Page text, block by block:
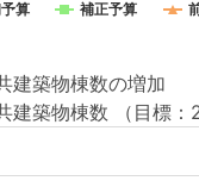
算 補正予算
建築物棟数の増加
建築物棟数
（目標